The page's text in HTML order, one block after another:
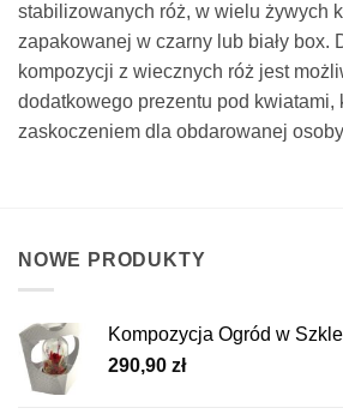
stabilizowanych róż, w wielu żywych
zapakowanej w czarny lub biały box.
kompozycji z wiecznych róż jest
dodatkowego prezentu pod kwiatami,
zaskoczeniem dla obdarowanej
NOWE PRODUKTY
Kompozycja Ogród w Szkle
290,90 zł